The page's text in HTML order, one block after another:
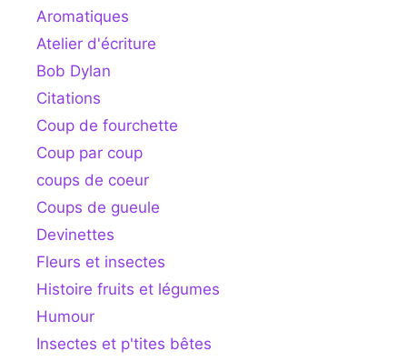
Aromatiques
Atelier d'écriture
Bob Dylan
Citations
Coup de fourchette
Coup par coup
coups de coeur
Coups de gueule
Devinettes
Fleurs et insectes
Histoire fruits et légumes
Humour
Insectes et p'tites bêtes